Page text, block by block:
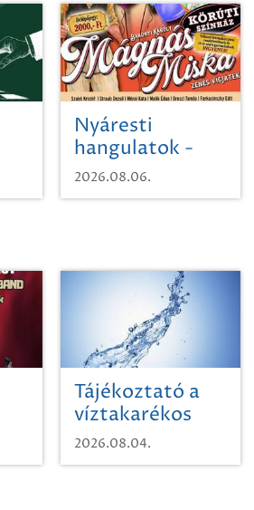
Nyáresti
hangulatok -
Mágnás Miska
2026.08.06.
Tájékoztató a
víztakarékos
vízhasználatról
2026.08.04.